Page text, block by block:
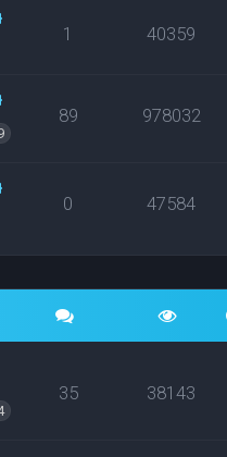
1 40359
89 978032
0 47584
35 38143